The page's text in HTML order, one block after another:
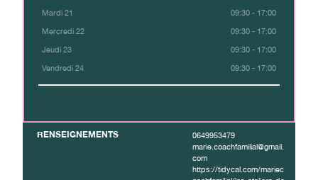
Mardi 21 09:30 - 17:00
Mercredi 22 09:30 - 17:00
Jeudi 23 09:30 - 17:00
Vendredi 24 09:30 - 17:00
RENSEIGNEMENTS
0649953479
marie.coachfamilial@gmail.
com
https://tidycal.com/mariec